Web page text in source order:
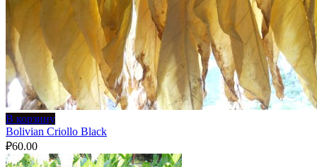
В корзину
Bolivian Criollo Black
₽60.00